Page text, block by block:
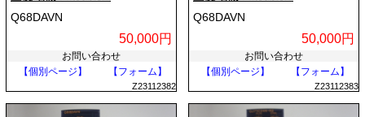
Q68DAVN
50,000円
お問い合わせ
【個別ページ】
【フォーム】
Z23112382
Q68DAVN
50,000円
お問い合わせ
【個別ページ】
【フォーム】
Z23112383